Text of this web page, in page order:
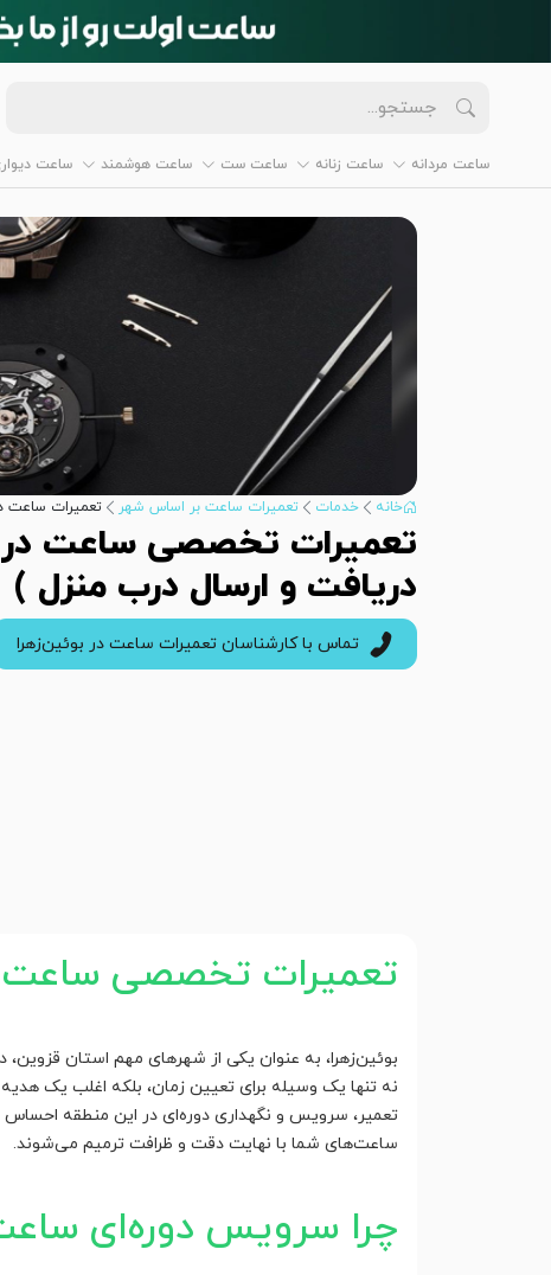
ساعت مردانه ساعت زنانه ساعت ست ساعت هوشمند ساعت
خانه خدمات تعمیرات ساعت بر اساس شهر تعمیرات ساعت
تعمیرات تخصصی ساعت در
دریافت و ارسال درب منزل )
تماس با کارشناسان تعمیرات ساعت در بوئین‌زهرا
تعمیرات تخصصی ساعت
بوئین‌زهرا، به عنوان یکی از شهرهای مهم استان
نه تنها یک وسیله برای تعیین زمان، بلکه اغلب یک
تعمیر، سرویس و نگهداری دوره‌ای در این منطقه
ساعت‌های شما با نهایت دقت و ظرافت ترمیم می‌شوند.
چرا سرویس دوره‌ای